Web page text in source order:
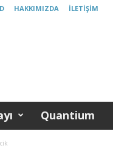
HAKKIMIZDA İLETIŞIM
Quantium